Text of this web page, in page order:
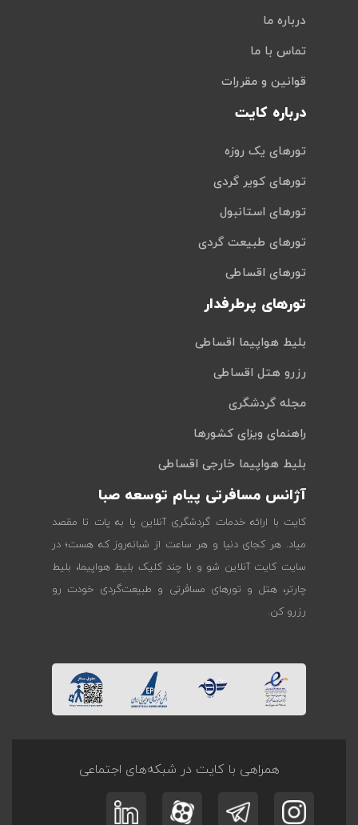
درباره ما
تماس با ما
قوانین و مقررات
درباره کایت
تورهای یک روزه
تورهای کویر گردی
تورهای استانبول
تورهای طبیعت گردی
تورهای اقساطی
تورهای پرطرفدار
بلیط هواپیما اقساطی
رزرو هتل اقساطی
مجله گردشگری
راهنمای ویزای کشورها
بلیط هواپیما خارجی اقساطی
آژانس مسافرتی پیام توسعه صبا
کایت با ارائه خدمات گردشگری آنلاین پا به پات تا مقصد
میاد. هر کجای دنیا و هر ساعت از شبانه‌روز که هست؛ در
سایت کایت آنلاین شو و با چند کلیک بلیط هواپیما، بلیط
چارتر، هتل و تورهای مسافرتی و طبیعت‌گردی خودت رو
رزرو کن.
همراهی با کایت در شبکه‌های اجتماعی